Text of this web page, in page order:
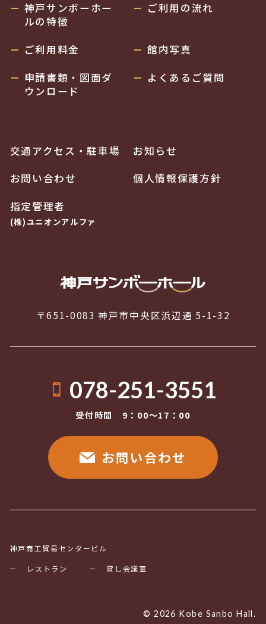
〒651-0083 神戸市中央区浜辺通 5-1-32
078-251-3551
受付時間 9：00〜17：00
お問い合わせ
神戸商工貿易センタービル
レストラン
貸し会議室
神戸サンボーホー
ルの特徴
ご利用の流れ
ご利用料金
館内写真
申請書類・図面ダ
ウンロード
よくあるご質問
交通アクセス・駐車場
お知らせ
お問い合わせ
個人情報保護方針
指定管理者
(株)ユニオンアルファ
© 2026 Kobe Sanbo Hall.